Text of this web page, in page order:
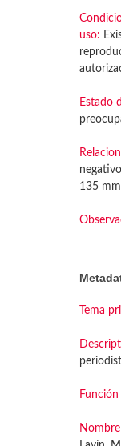
uso:
Estado
135
Tema